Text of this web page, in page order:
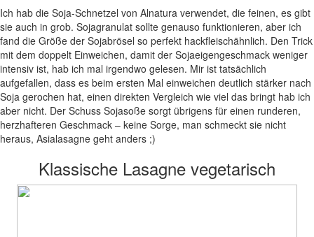
Ich hab die Soja-Schnetzel von Alnatura verwendet, die feinen, es gibt
sie auch in grob. Sojagranulat sollte genauso funktionieren, aber ich
fand die Größe der Sojabrösel so perfekt hackfleischähnlich. Den Trick
mit dem doppelt Einweichen, damit der Sojaeigengeschmack weniger
intensiv ist, hab ich mal irgendwo gelesen. Mir ist tatsächlich
aufgefallen, dass es beim ersten Mal einweichen deutlich stärker nach
Soja gerochen hat, einen direkten Vergleich wie viel das bringt hab ich
aber nicht. Der Schuss Sojasoße sorgt übrigens für einen runderen,
herzhafteren Geschmack – keine Sorge, man schmeckt sie nicht
heraus, Asialasagne geht anders ;)
Klassische Lasagne vegetarisch